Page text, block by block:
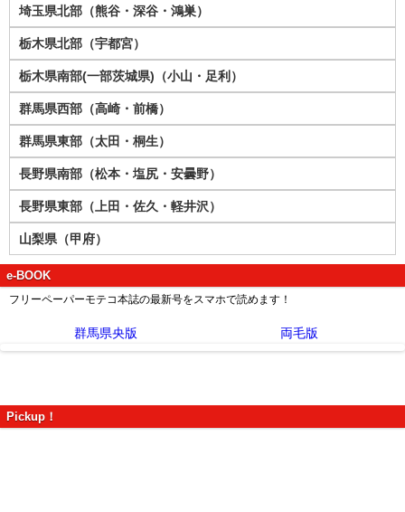
埼玉県北部（熊谷・深谷・鴻巣）
栃木県北部（宇都宮）
栃木県南部(一部茨城県)（小山・足利）
群馬県西部（高崎・前橋）
群馬県東部（太田・桐生）
長野県南部（松本・塩尻・安曇野）
長野県東部（上田・佐久・軽井沢）
山梨県（甲府）
e-BOOK
フリーペーパーモテコ本誌の最新号をスマホで読めます！
群馬県央版 両毛版
Pickup！